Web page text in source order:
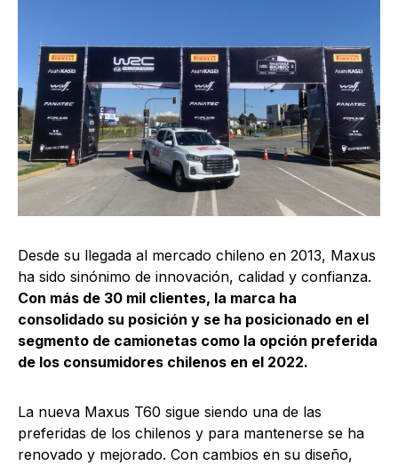
Desde su llegada al mercado chileno en 2013, Maxus
ha sido sinónimo de innovación, calidad y confianza.
Con más de 30 mil clientes, la marca ha
consolidado su posición y se ha posicionado en el
segmento de camionetas como la opción preferida
de los consumidores chilenos en el 2022.
La nueva Maxus T60 sigue siendo una de las
preferidas de los chilenos y para mantenerse se ha
renovado y mejorado. Con cambios en su diseño,